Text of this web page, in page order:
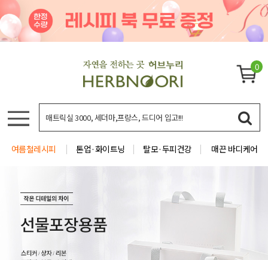
0
여름철레시피 톤업·화이트닝 탈모·두피건강 매끈 바디케어